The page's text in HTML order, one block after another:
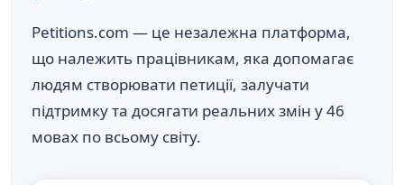
Petitions.com — це незалежна платформа,
що належить працівникам, яка допомагає
людям створювати петиції, залучати
підтримку та досягати реальних змін у 46
мовах по всьому світу.